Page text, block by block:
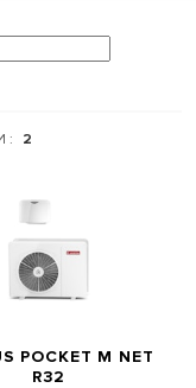
2
POCKET M NET
R32